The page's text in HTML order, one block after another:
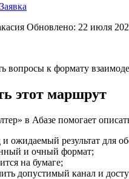
Заявка
Обновлено: 22 июля
вопросы к формату
этот маршрут
в Абазе помогает
ожидаемый результат для
и очный формат;
на бумаге;
допустимый канал и